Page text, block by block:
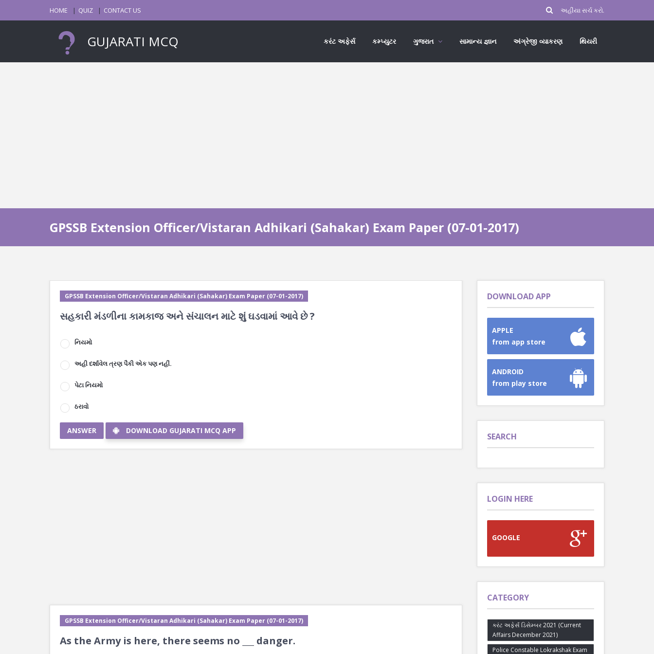
HOME QUIZ CONTACT US
GUJARATI MCQ કરંટ અફેર્સ કમ્પ્યુટર ગુજરાત સામાન્ય જ્ઞાન અંગ્રેજી વ્યાકરણ થિયરી
GPSSB Extension Officer/Vistaran Adhikari (Sahakar) Exam Paper (07-01-2017)
GPSSB Extension Officer/Vistaran Adhikari (Sahakar) Exam Paper (07-01-2017)
સહકારી મંડળીના કામકાજ અને સંચાલન માટે શું ઘડવામાં આવે છે ?
નિયમો
અહી દર્શાવેલ ત્રણ પૈકી એક પણ નહીં.
પેટા નિયમો
ઠરાવો
ANSWER DOWNLOAD GUJARATI MCQ APP
GPSSB Extension Officer/Vistaran Adhikari (Sahakar) Exam Paper (07-01-2017)
As the Army is here, there seems no ___ danger.
DOWNLOAD APP
APPLE
from app store
ANDROID
from play store
SEARCH
LOGIN HERE
GOOGLE
CATEGORY
કરંટ અફેર્સ ડિસેમ્બર 2021 (Current
Affairs December 2021)
Police Constable Lokrakshak Exam